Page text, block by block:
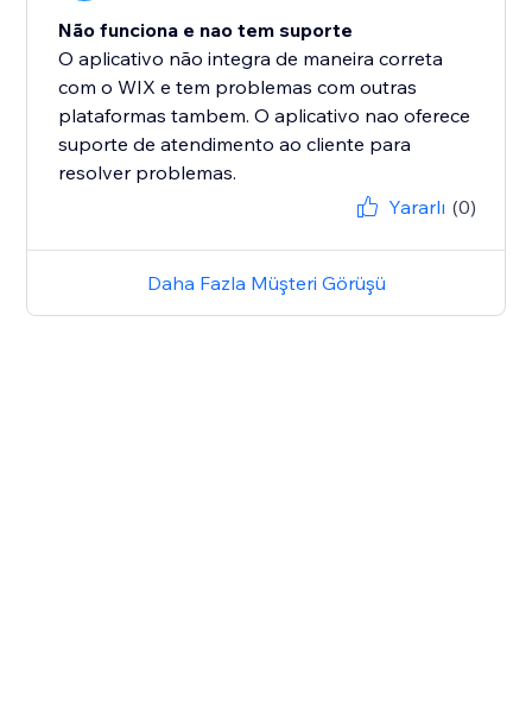
Não funciona e nao tem suporte
O aplicativo não integra de maneira correta
com o WIX e tem problemas com outras
plataformas tambem. O aplicativo nao oferece
suporte de atendimento ao cliente para
resolver problemas.
Yararlı (0)
Daha Fazla Müşteri Görüşü